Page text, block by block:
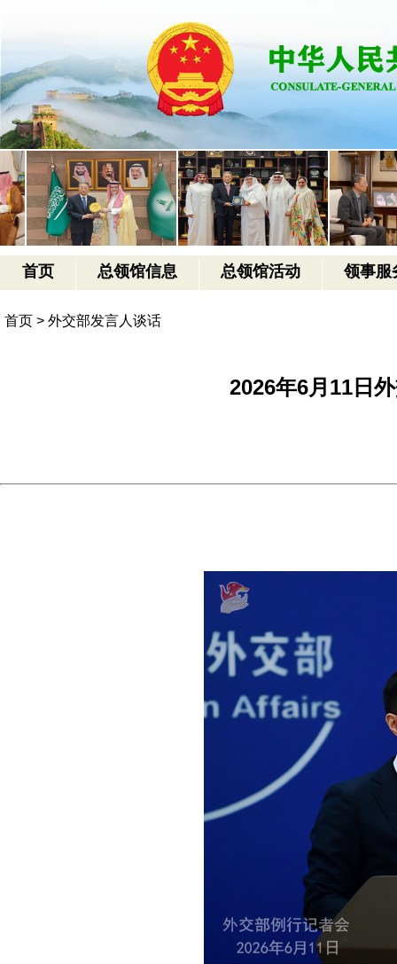
首页 总领馆信息 总领馆活动 领事服
首页 > 外交部发言人谈话
2026年6月11日